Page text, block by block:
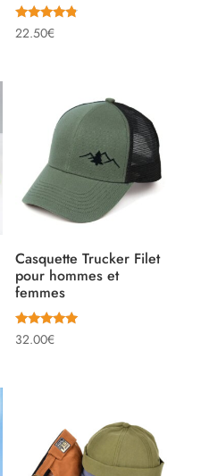
Note
4.55
22.50€
Casquette Trucker Filet
pour hommes et
femmes
Note
5.00
32.00€